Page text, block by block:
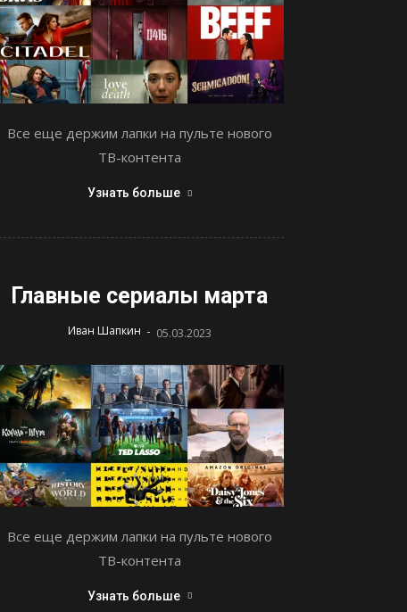
Все еще держим лапки на пульте нового
ТВ-контента
Узнать больше
Главные сериалы марта
Иван Шапкин - 05.03.2023
Все еще держим лапки на пульте нового
ТВ-контента
Узнать больше